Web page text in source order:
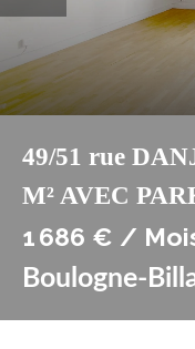
49/51 rue
M² AVEC
1 686 € /
Boulogne-